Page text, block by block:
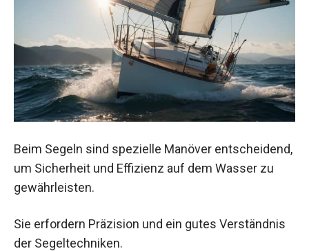
Beim Segeln sind spezielle Manöver entscheidend,
um Sicherheit und Effizienz auf dem Wasser zu
gewährleisten.
Sie erfordern Präzision und ein gutes Verständnis
der Segeltechniken.